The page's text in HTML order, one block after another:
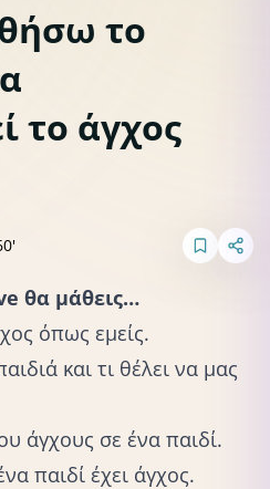
το
το άγχος
θα μάθεις…
όπως εμείς.
και τι θέλει να μας
άγχους σε ένα παιδί.
παιδί έχει άγχος.